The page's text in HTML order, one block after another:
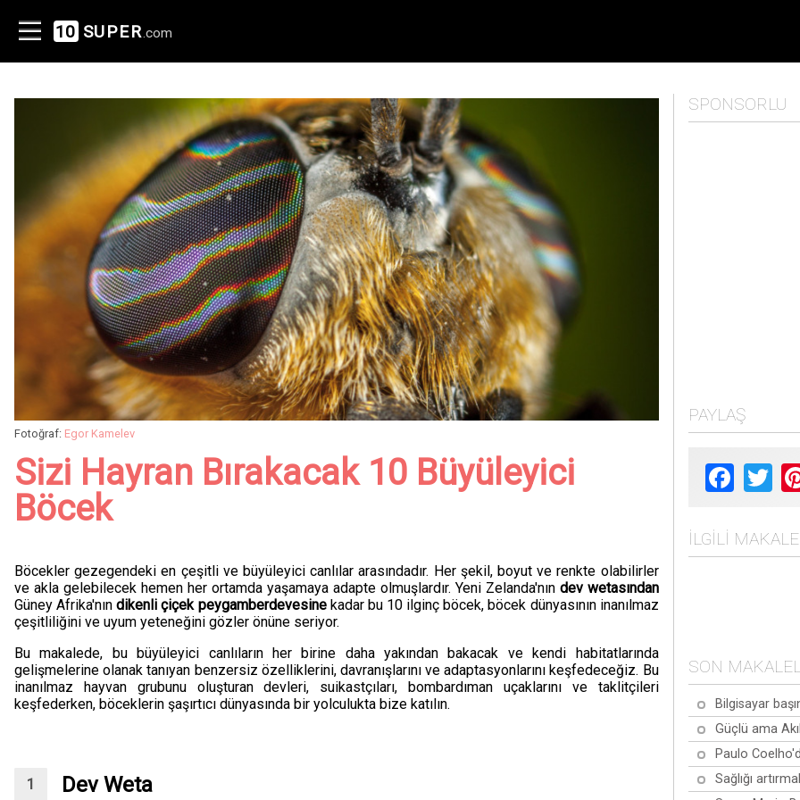
10 SUPER .com
Fotoğraf: Egor Kamelev
Sizi Hayran Bırakacak 10 Büyüleyici
Böcek
Böcekler gezegendeki en çeşitli ve büyüleyici canlılar arasındadır. Her şekil, boyut ve renkte olabilirler
ve akla gelebilecek hemen her ortamda yaşamaya adapte olmuşlardır. Yeni Zelanda'nın dev wetasından
Güney Afrika'nındikenli çiçek peygamberdevesinekadar bu 10 ilginç böcek, böcek dünyasının inanılmaz
çeşitliliğini ve uyum yeteneğini gözler önüne seriyor.
Bu makalede, bu büyüleyici canlıların her birine daha yakından bakacak ve kendi habitatlarında
gelişmelerine olanak tanıyan benzersiz özelliklerini, davranışlarını ve adaptasyonlarını keşfedeceğiz. Bu
inanılmaz hayvan grubunu oluşturan devleri, suikastçıları, bombardıman uçaklarını ve taklitçileri
keşfederken, böceklerin şaşırtıcı dünyasında bir yolculukta bize katılın.
Dev Weta
SPONSORLU
PAYLAŞ
Facebook
İLGILI
SON
Bilgisayar
Güçlü ama
Paulo
Sağlığı